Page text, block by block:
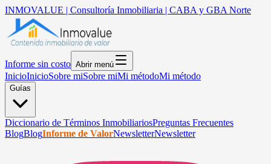
INMOVALUE | Consultoría Inmobiliaria | CABA y GBA Norte
Informe sin costo Abrir menú
InicioInicioSobre miSobre miMi métodoMi método
Guías
Diccionario de Términos InmobiliariosPreguntas Frecuentes
BlogBlogInforme de ValorNewsletterNewsletter